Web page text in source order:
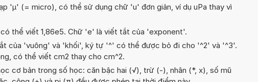
'µ' (= micro), có thể sử dụng chữ 'u' đơn giản, ví dụ uPa thay vì
có thể viết 1,86e5. Chữ 'e' là viết tắt của 'exponent'.
của 'vuông' và 'khối', ký tự '^' có thể được bỏ đi cho '^2' và '^3'.
có thể viết cm2 thay cho cm^2.
cơ bản trong số học: căn bậc hai (√), trừ (-), nhân (*, x), số mũ